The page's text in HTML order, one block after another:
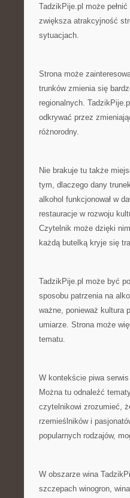
TadzikPije.pl może
zwiększa atrakcyjność
sytuacjach.
Strona może
trunków zmienia się
regionalnych.
odkrywać przez
różnorodny.
Nie brakuje tu także
tym, dlaczego dany
alkohol funkcjonował w
restauracje w rozwoju
Czytelnik może dzięki
każdą butelką kryje się
TadzikPije.pl może być
sposobu patrzenia na
ważne, ponieważ kultura
umiarze. Strona może
tematu.
W kontekście piwa
Można tu odnaleźć
czytelnikowi zrozumieć,
rzemieślników i
popularnych rodzajów,
W obszarze wina
szczepach winogron,